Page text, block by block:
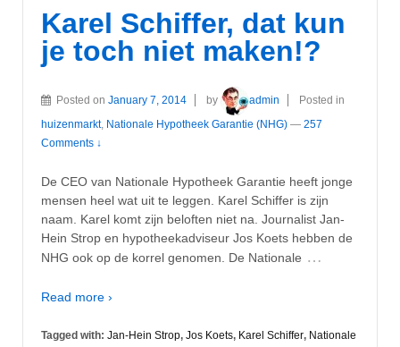
Karel Schiffer, dat kun
je toch niet maken!?
Posted on January 7, 2014 by admin
Posted in
huizenmarkt, Nationale Hypotheek Garantie (NHG) — 257
Comments ↓
De CEO van Nationale Hypotheek Garantie heeft jonge
mensen heel wat uit te leggen. Karel Schiffer is zijn
naam. Karel komt zijn beloften niet na. Journalist Jan-
Hein Strop en hypotheekadviseur Jos Koets hebben de
NHG ook op de korrel genomen. De Nationale …
Read more ›
Tagged with: Jan-Hein Strop, Jos Koets, Karel Schiffer, Nationale